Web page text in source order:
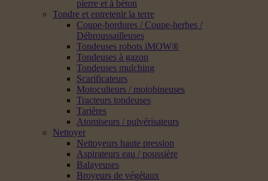
pierre et à béton
Tondre et entretenir la terre
Coupe-bordures / Coupe-herbes /
Débroussailleuses
Tondeuses robots iMOW®
Tondeuses à gazon
Tondeuses mulching
Scarificateurs
Motoculteurs / motobineuses
Tracteurs tondeuses
Tarières
Atomiseurs / pulvérisateurs
Nettoyer
Nettoyeurs haute pression
Aspirateurs eau / poussière
Balayeuses
Broyeurs de végétaux